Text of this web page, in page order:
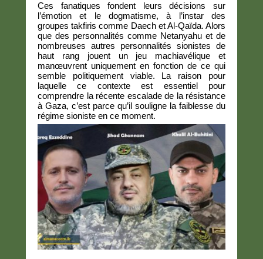
Ces fanatiques fondent leurs décisions sur
l’émotion et le dogmatisme, à l’instar des
groupes takfiris comme Daech et Al-Qaïda. Alors
que des personnalités comme Netanyahu et de
nombreuses autres personnalités sionistes de
haut rang jouent un jeu machiavélique et
manœuvrent uniquement en fonction de ce qui
semble politiquement viable. La raison pour
laquelle ce contexte est essentiel pour
comprendre la récente escalade de la résistance
à Gaza, c’est parce qu’il souligne la faiblesse du
régime sioniste en ce moment.